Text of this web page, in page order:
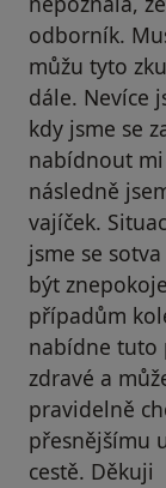
odborník.
můžu tyto
dále. Nevíce
kdy jsme se
nabídnout
následně
vajíček.
jsme se
být
případům
nabídne tuto
zdravé a
pravidelně
přesnějšímu
cestě. Děkuji